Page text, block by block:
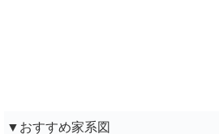
▼おすすめ家系図